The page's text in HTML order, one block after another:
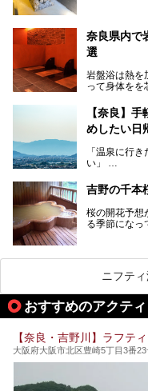
中心部に近い
サウナなど種
奈良県にあ
奈良県内で
選
岩盤浴は熱を
って身体をを
果だけでは
待できます
オススメ温泉
【奈良】
めしたい日
「温泉に行
い」
そんな方も多
お宿に泊ま
まとまった時
芯までじん
今回は、奈良
したいと思い
吉野の千本
桜の開花予想
る季節になっ
まれるくらい
ります。そ
す。また吉野
コの世界遺産
開湯300年と
じる湯治の旅
今回は奈良
ニフテ
おすすめのアクテ
【奈良・吉野川】ラフテ
大阪府大阪市北区豊崎5丁目3番